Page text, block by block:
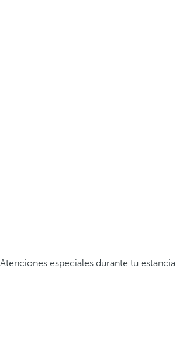
Atenciones especiales durante tu estancia